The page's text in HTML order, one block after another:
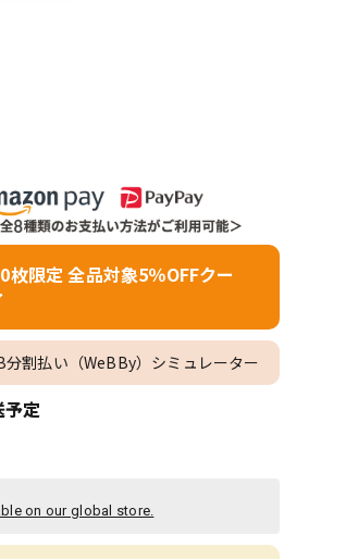
限定 全品対象5％OFFクー
割払い（WeBBy）シミュレーター
定
on our global store.